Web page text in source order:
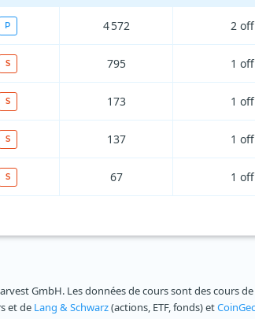
P 4 572 2
S 795 1
S 173 1
S 137 1
S 67 1
GmbH. Les données de cours sont des cours
et de Lang & Schwarz(actions, ETF, fonds) et